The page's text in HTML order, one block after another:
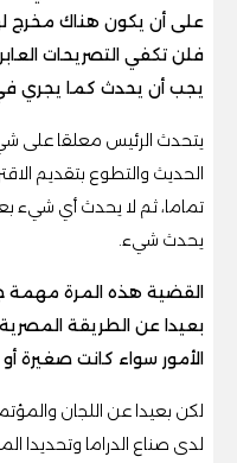
على أن يكون هناك مخرج
فلن تكفي التصريحات
يجب أن يحدث كما يجري
يتحدث الرئيس معلقا على
الحديث والتطوع بتقديم
تماما، ثم لا يحدث أي شيء
يحدث شيء.
القضية هذه المرة مهمة
بعيدا عن الطريقة
الأمور سواء كانت صغيرة أو
لكن بعيدا عن اللجان
لدى صناع الدراما وتحديدا